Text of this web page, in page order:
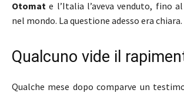
Otomat e l’Italia l’aveva venduto, fino
nel mondo. La questione adesso era chiara.
Qualcuno vide il
Qualche mese dopo comparve un